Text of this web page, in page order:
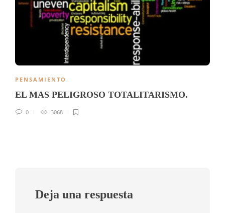
PENSAMIENTO
EL MAS PELIGROSO TOTALITARISMO.
0 3068
Deja una respuesta